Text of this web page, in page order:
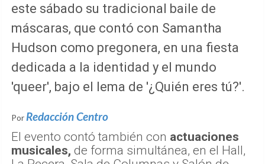
este sábado su tradicional baile de
máscaras, que contó con Samantha
Hudson como pregonera, en una fiesta
dedicada a la identidad y el mundo
'queer', bajo el lema de '¿Quién eres tú?'.
Por Redacción Centro
El evento contó también con actuaciones
musicales, de forma simultánea, en el Hall,